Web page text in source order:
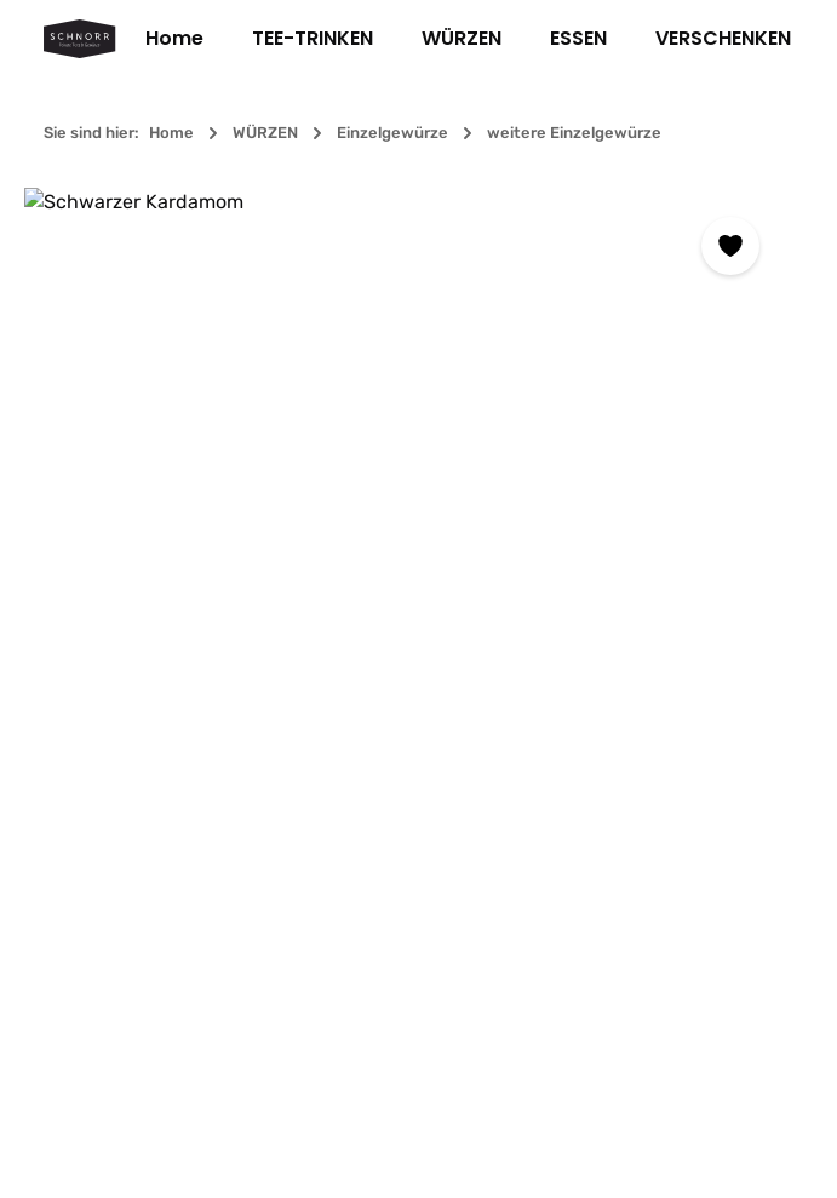
Hauptinhalt springen
Zur Suche springen
Zur Hauptnavigation springen
Home TEE-TRINKEN WÜRZEN ESSEN VERSCHENKEN
Sie sind hier: Home WÜRZEN Einzelgewürze weitere Einzelgewürze
Bildergalerie überspringen